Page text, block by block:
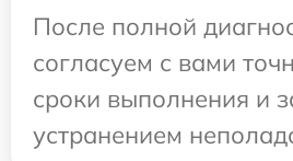
После полной
согласуем с вами
сроки выполнения и
устранением